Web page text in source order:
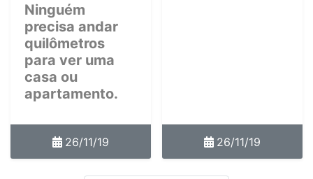
Ninguém
precisa andar
quilômetros
para ver uma
casa ou
apartamento.
26/11/19 26/11/19